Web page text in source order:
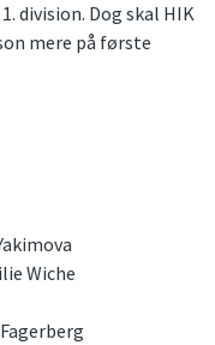
division. Dog skal HIK
mere på første
Wiche